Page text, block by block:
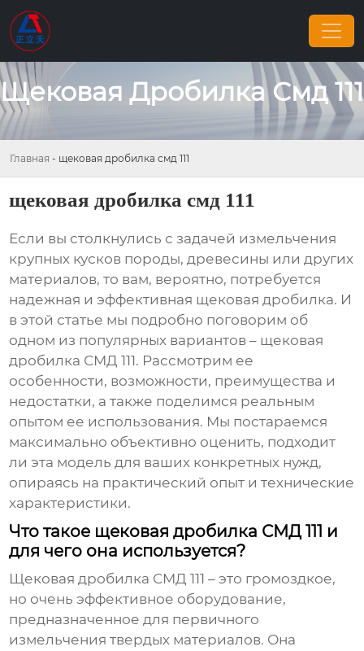
Щековая Дробилка Смд 111
Главная - щековая дробилка смд 111
щековая дробилка смд 111
Если вы столкнулись с задачей измельчения
крупных кусков породы, древесины или других
материалов, то вам, вероятно, потребуется
надежная и эффективная щековая дробилка. И
в этой статье мы подробно поговорим об
одном из популярных вариантов – щековая
дробилка СМД 111. Рассмотрим ее
особенности, возможности, преимущества и
недостатки, а также поделимся реальным
опытом ее использования. Мы постараемся
максимально объективно оценить, подходит
ли эта модель для ваших конкретных нужд,
опираясь на практический опыт и технические
характеристики.
Что такое щековая дробилка СМД 111 и
для чего она используется?
Щековая дробилка СМД 111 – это громоздкое,
но очень эффективное оборудование,
предназначенное для первичного
измельчения твердых материалов. Она